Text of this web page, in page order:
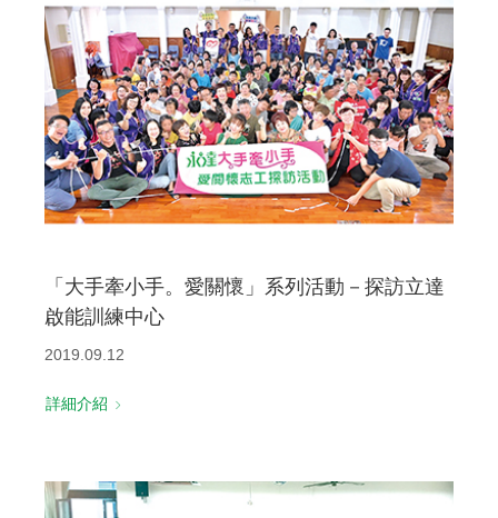
「大手牽小手。愛關懷」系列活動－探訪立達
啟能訓練中心
2019.09.12
詳細介紹